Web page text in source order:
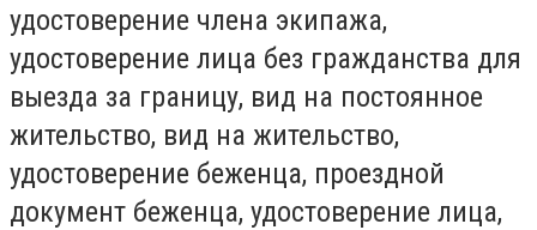
удостоверение члена экипажа,
удостоверение лица без гражданства для
выезда за границу, вид на постоянное
жительство, вид на жительство,
удостоверение беженца, проездной
документ беженца, удостоверение лица,